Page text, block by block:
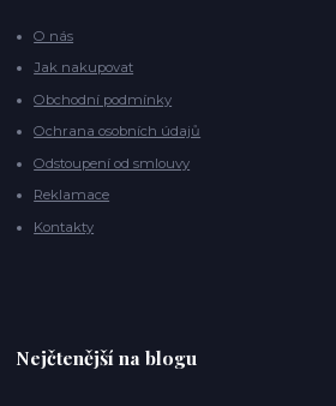
O nás
Jak nakupovat
Obchodní podmínky
Ochrana osobních údajů
Odstoupení od smlouvy
Reklamace
Kontakty
Nejčtenější na blogu